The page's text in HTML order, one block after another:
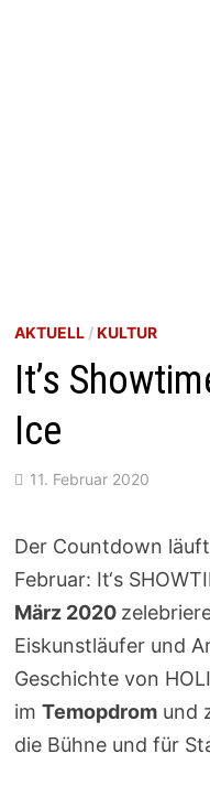
AKTUELL/KULTUR
It’s
Ice
11. Februar 2020
Der Countdown
Februar: It‘s
März 2020
Eiskunstläufer und
Geschichte von
im Temopdromund
die Bühne und für